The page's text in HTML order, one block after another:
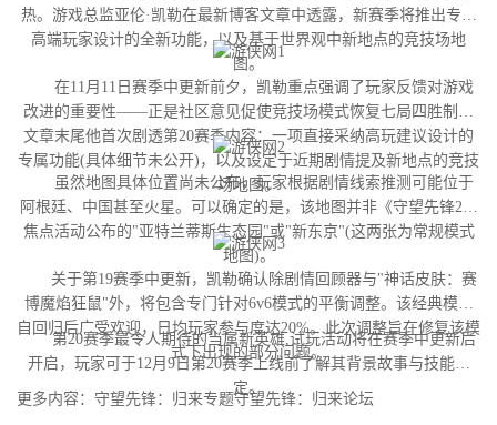
热。游戏总监亚伦·凯勒在最新博客文章中透露，新赛季将推出专为
高端玩家设计的全新功能，以及基于世界观中新地点的竞技场地
图。
在11月11日赛季中更新前夕，凯勒重点强调了玩家反馈对游戏
改进的重要性——正是社区意见促使竞技场模式恢复七局四胜制。
文章末尾他首次剧透第20赛季内容：一项直接采纳高玩建议设计的
专属功能(具体细节未公开)，以及设定于近期剧情提及新地点的竞技
场地图。
虽然地图具体位置尚未公布，玩家根据剧情线索推测可能位于
阿根廷、中国甚至火星。可以确定的是，该地图并非《守望先锋2》
焦点活动公布的"亚特兰蒂斯生态园"或"新东京"(这两张为常规模式
地图)。
关于第19赛季中更新，凯勒确认除剧情回顾器与"神话皮肤：赛
博魔焰狂鼠"外，将包含专门针对6v6模式的平衡调整。该经典模式
自回归后广受欢迎，日均玩家参与度达20%。此次调整旨在修复该模
式下出现的部分问题。
第20赛季最令人期待的当属新英雄,试玩活动将在赛季中更新后
开启，玩家可于12月9日第20赛季上线前了解其背景故事与技能设
定。
更多内容：守望先锋：归来专题守望先锋：归来论坛